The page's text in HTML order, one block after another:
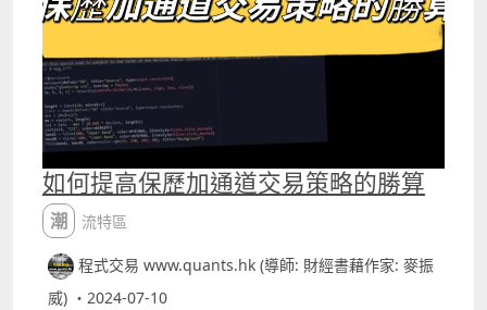
Trade雖然對市場的方向是中立的，意思是你沒有估市況升
跌，但實際上對兩個產品的差價是有偏見的，做Pair Trade
的人是在估計差價會擴大還是縮小，所以也會要去估，而非
完全沒有任何預測就能賺錢。 但Pair Trade的問題是，炒家
同時運用兩個「工具」來做交易，在真實交易時當兩個工具
的價格也變得不尋常之時，炒家就不只面臨一個資產的風
的可能性。圖三 不過，運用Pair Trade的人都是十分擅長去
估計兩個工具之間的差價，有些人擅長預測股價，有些人則
會認為預測兩個工具的差價變動會較容易。不過，差價的波
動會較股價為少，而且若市場越來越多的人在做Pair
Trade，差價會變得更少，因此炒家若要追求更高的回報，
就需要利用槓桿，但風險也會因而提升。 所以James
「DaytradeWarrior」，中文就是「日內交易戰士」。
httpswww.youtube.com@DaytradeWarrior Ross
Cameron曾經透過Daytrade將約400萬翻至1000萬。而且
他出售的一套交易系統，大約有超過2萬人各用了數千美元
購買，不過後來就被聯邦貿易委員會指他的公司通過虛假和
不切實際的承諾銷售系統，而購買的客戶大多數也沒有任何
投資上的回報。 筆者沒有買過他的系統，也絕不建議大家去
買，他的影片提及很多的交易技巧其實也只是「老生常
談」，首先他認為Daytrade是最有利可圖的交易類型，因為
即市開倉及平倉就避免了持倉過夜出現重大虧損的機會。但
他強調Daytrade也必需有良好的風險管理，你要賺得更多，
自然就需要冒更大的風險，所以在有限風險下不可能期望市
場會每天給你很驚人的回報，甚至有很多日子根本是沒有回
報的。 另外他強調，若要做Daytrade，本金至少要有
如何提高保歷加通道交易策略的勝算
潮流特區
程式交易 www.quants.hk (導師: 財經書藉作家: 麥振
威) ・2024-07-10